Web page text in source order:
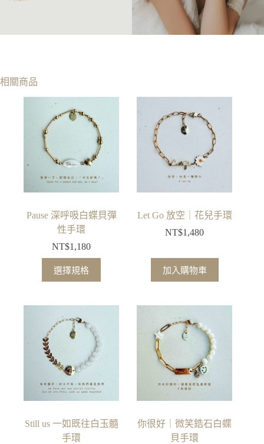
相關商品
Pause 深呼吸白蝶貝彈
性手環
NT$1,180
選擇規格
此
產
有
多
種
式。
可
在
品
頁
Let Go 放空｜花兒手環
NT$1,480
加入購物車
Still us 一如既往白玉髓
手環
你很好｜微笑鋯石白蝶
貝手環